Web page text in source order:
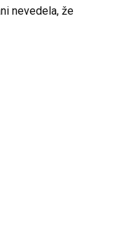
nevedela, že